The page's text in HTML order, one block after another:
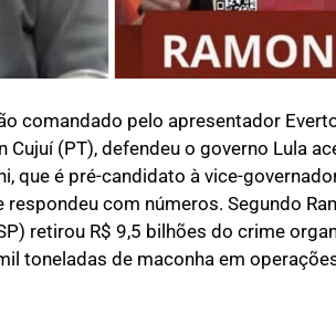
comandado pelo apresentador
(PT), defendeu o governo Lula
que é pré-candidato à vice-
com números. Segundo
retirou R$ 9,5 bilhões do crime
toneladas de maconha em